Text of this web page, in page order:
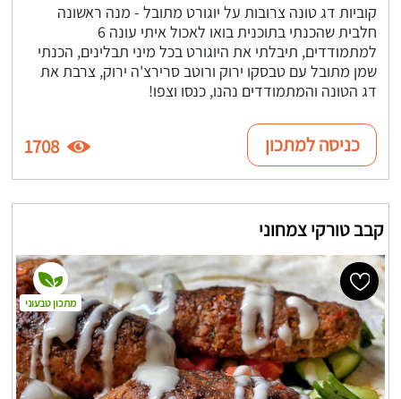
קוביות דג טונה צרובות על יוגורט מתובל - מנה ראשונה
חלבית שהכנתי בתוכנית בואו לאכול איתי עונה 6
למתמודדים, תיבלתי את היוגורט בכל מיני תבלינים, הכנתי
שמן מתובל עם טבסקו ירוק ורוטב סרירצ'ה ירוק, צרבת את
דג הטונה והמתמודדים נהנו, כנסו וצפו!
כניסה למתכון 1708
קבב טורקי צמחוני
מתכון טבעוני